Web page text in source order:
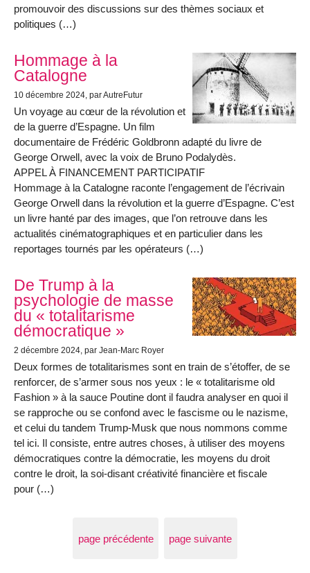
promouvoir des discussions sur des thèmes sociaux et
politiques (…)
Hommage à la
Catalogne
10 décembre 2024 , par AutreFutur
Un voyage au cœur de la révolution et
de la guerre d’Espagne. Un film
documentaire de Frédéric Goldbronn adapté du livre de
George Orwell, avec la voix de Bruno Podalydès.
APPEL À FINANCEMENT PARTICIPATIF
Hommage à la Catalogne raconte l’engagement de l’écrivain
George Orwell dans la révolution et la guerre d’Espagne. C’est
un livre hanté par des images, que l’on retrouve dans les
actualités cinématographiques et en particulier dans les
reportages tournés par les opérateurs (…)
De Trump à la
psychologie de masse
du « totalitarisme
démocratique »
2 décembre 2024 , par Jean-Marc Royer
Deux formes de totalitarismes sont en train de s’étoffer, de se
renforcer, de s’armer sous nos yeux : le « totalitarisme old
Fashion » à la sauce Poutine dont il faudra analyser en quoi il
se rapproche ou se confond avec le fascisme ou le nazisme,
et celui du tandem Trump-Musk que nous nommons comme
tel ici. Il consiste, entre autres choses, à utiliser des moyens
démocratiques contre la démocratie, les moyens du droit
contre le droit, la soi-disant créativité financière et fiscale
pour (…)
page précédente page suivante